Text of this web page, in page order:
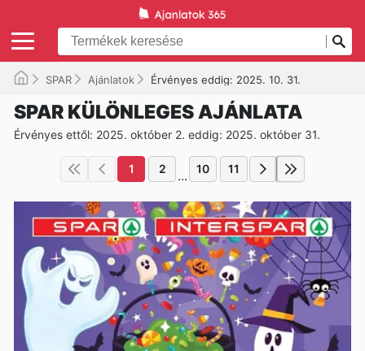
SPAR Ajánlatok Érvényes eddig: 2025. 10. 31.
SPAR KÜLÖNLEGES AJÁNLATA
Érvényes ettől: 2025. október 2. eddig: 2025. október 31.
1 2 ... 10 11